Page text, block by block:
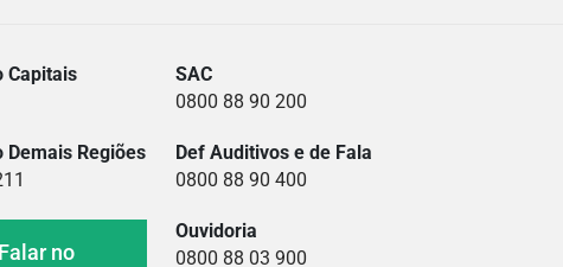
Capitais
Regiões
Falar no
SAC
0800 88 90 200
Def Auditivos e de Fala
0800 88 90 400
Ouvidoria
0800 88 03 900